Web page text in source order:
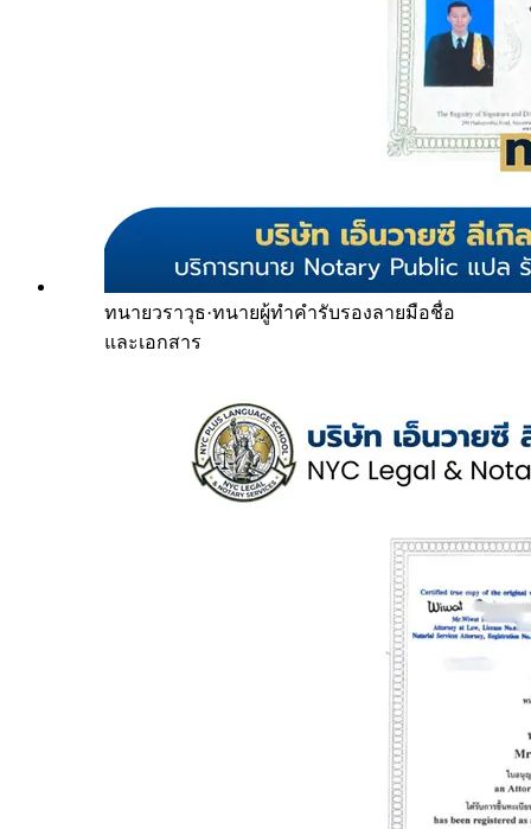
ทนายวราวุธ·ทนายผู้ทำคำรับรองลายมือชื่อ
และเอกสาร